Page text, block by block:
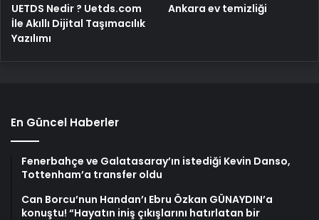
UETDS Nedir ? Uetds.com
İle Akıllı Dijital Taşımacılık
Yazılımı
Ankara ev temizliği
En Güncel Haberler
Fenerbahçe ve Galatasaray’ın istediği Kevin Danso,
Tottenham’a transfer oldu
Can Borcu’nun Handan’ı Ebru Özkan GÜNAYDIN’a
konuştu! “Hayatın iniş çıkışlarını hatırlatan bir